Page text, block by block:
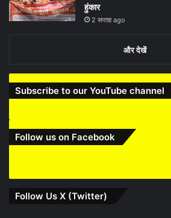
हुंकार
2 सप्ताह ago
और देखें
Subscribe to our YouTube channel
Follow us on Facebook
Follow Us X (Twitter)